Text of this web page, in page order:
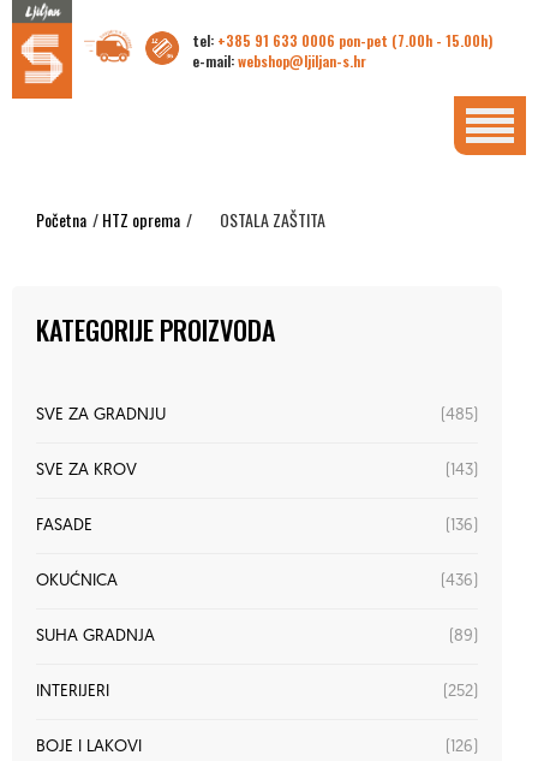
tel: +385 91 633 0006 pon-pet (7.00h - 15.00h)
e-mail:webshop@ljiljan-s.hr
Početna /HTZ oprema / OSTALA ZAŠTITA
KATEGORIJE PROIZVODA
SVE ZA GRADNJU (485)
SVE ZA KROV (143)
FASADE (136)
OKUĆNICA (436)
SUHA GRADNJA (89)
INTERIJERI (252)
BOJE I LAKOVI (126)